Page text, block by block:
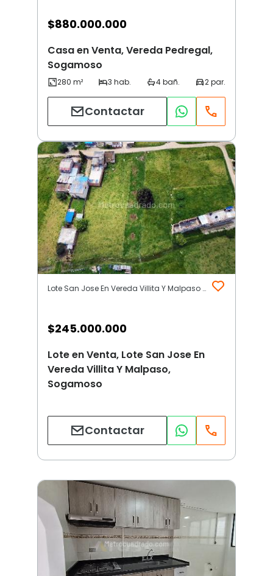
$880.000.000
Casa en Venta, Vereda Pedregal,
Sogamoso
Contactar
Lote San Jose En Vereda Villita Y Malpaso | Sogamoso
$245.000.000
Lote en Venta, Lote San Jose En
Vereda Villita Y Malpaso,
Sogamoso
Contactar